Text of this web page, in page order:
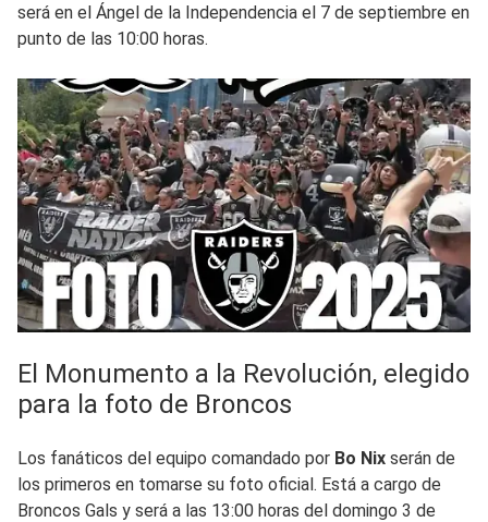
será en el Ángel de la Independencia el 7 de septiembre en
punto de las 10:00 horas.
El Monumento a la Revolución, elegido
para la foto de Broncos
Los fanáticos del equipo comandado por Bo Nix serán de
los primeros en tomarse su foto oficial. Está a cargo de
Broncos Gals y será a las 13:00 horas del domingo 3 de